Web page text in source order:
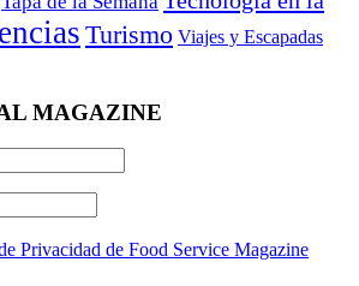
Turismo Viajes y Escapadas
MAGAZINE
Privacidad de Food Service Magazine